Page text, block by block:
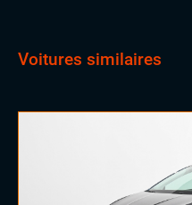
Voitures similaires